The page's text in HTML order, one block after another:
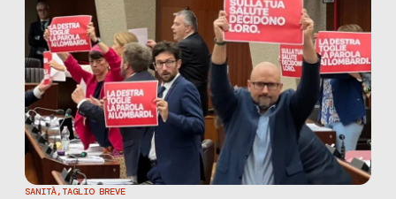
SANITÀ,TAGLIO BREVE